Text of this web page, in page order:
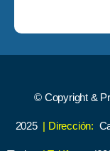
© Copyright &
2025 | Dirección: